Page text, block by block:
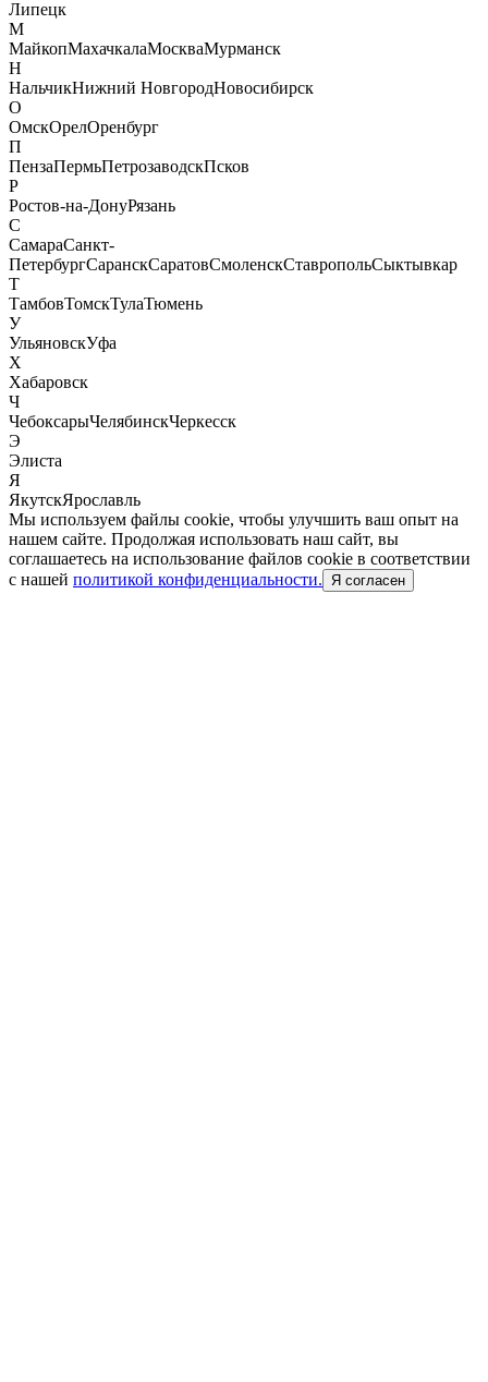
Липецк
М
МайкопМахачкалаМоскваМурманск
Н
НальчикНижний НовгородНовосибирск
О
ОмскОрелОренбург
П
ПензаПермьПетрозаводскПсков
Р
Ростов-на-ДонуРязань
С
СамараСанкт-
ПетербургСаранскСаратовСмоленскСтавропольСыктывкар
Т
ТамбовТомскТулаТюмень
У
УльяновскУфа
Х
Хабаровск
Ч
ЧебоксарыЧелябинскЧеркесск
Э
Элиста
Я
ЯкутскЯрославль
Мы используем файлы cookie, чтобы улучшить ваш опыт на
нашем сайте. Продолжая использовать наш сайт, вы
соглашаетесь на использование файлов cookie в соответствии
с нашей политикой конфиденциальности. Я согласен